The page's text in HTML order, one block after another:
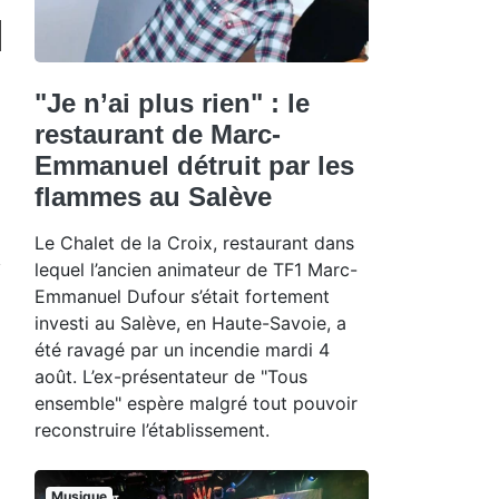
"Je n’ai plus rien" : le
restaurant de Marc-
Emmanuel détruit par les
flammes au Salève
Le Chalet de la Croix, restaurant dans
lequel l’ancien animateur de TF1 Marc-
Emmanuel Dufour s’était fortement
investi au Salève, en Haute-Savoie, a
été ravagé par un incendie mardi 4
août. L’ex-présentateur de "Tous
ensemble" espère malgré tout pouvoir
reconstruire l’établissement.